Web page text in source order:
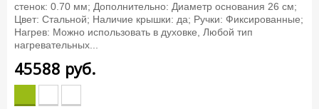
стенок: 0.70 мм; Дополнительно: Диаметр основания 26 см;
Цвет: Стальной; Наличие крышки: да; Ручки: Фиксированные;
Нагрев: Можно использовать в духовке, Любой тип
нагревательных...
45588 руб.